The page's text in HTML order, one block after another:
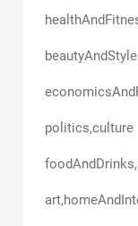
beautyAndStyle
politics,culture